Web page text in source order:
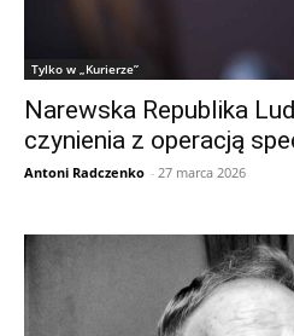
Tylko w „Kurierze”
Narewska Republika
czynienia z operacją
Antoni Radczenko - 27 marca 2026